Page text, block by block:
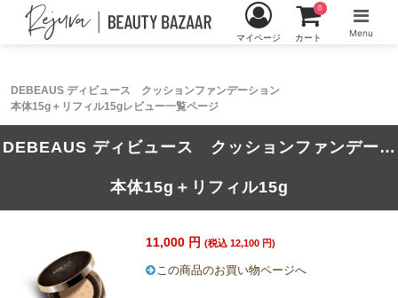
DEBEAUS ディビュース クッションファンデーション
本体15g＋リフィル15gレビュー一覧ページ
マイページ カート
0
Menu
DEBEAUS ディビュース クッションファンデーション
本体15g＋リフィル15g
11,000 円 (税込 12,100 円)
この商品のお買い物ページへ